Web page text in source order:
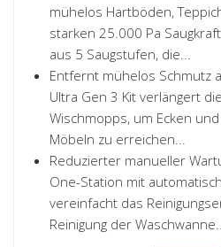
mühelos Hartböden,
starken 25.000 Pa
aus 5 Saugstufen, die...
Entfernt mühelos Schmutz
Ultra Gen 3 Kit verlängert
Wischmopps, um Ecken
Möbeln zu erreichen...
Reduzierter manueller
One-Station mit
vereinfacht das
Reinigung der